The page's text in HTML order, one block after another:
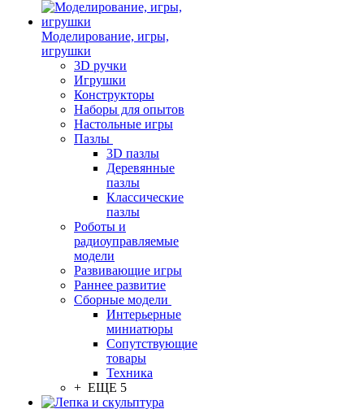
Моделирование, игры,
игрушки
3D ручки
Игрушки
Конструкторы
Наборы для опытов
Настольные игры
Пазлы
3D пазлы
Деревянные
пазлы
Классические
пазлы
Роботы и
радиоуправляемые
модели
Развивающие игры
Раннее развитие
Сборные модели
Интерьерные
миниатюры
Сопутствующие
товары
Техника
+ ЕЩЕ 5